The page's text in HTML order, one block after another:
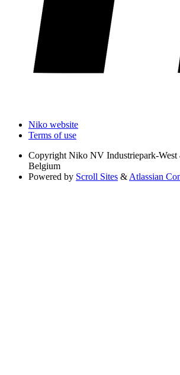
Niko website
Terms of use
Copyright Niko NV Industriepark-West
Belgium
Powered by Scroll Sites & Atlassian